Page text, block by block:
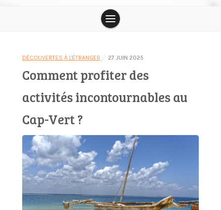
Le Saint
Honore Tour
– Blog
DÉCOUVERTES À L'ÉTRANGER / 27 JUIN 2025
Comment profiter des
activités incontournables au
Cap-Vert ?